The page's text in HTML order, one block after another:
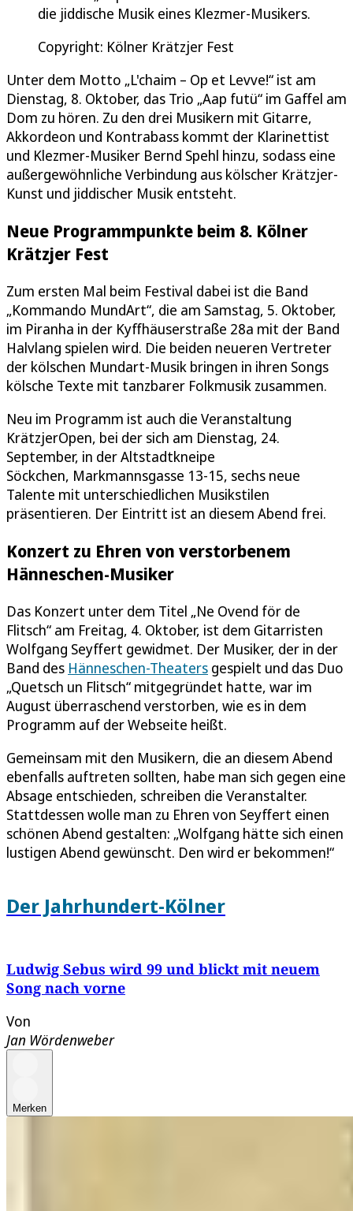
die jiddische Musik eines Klezmer-Musikers.
Copyright: Kölner Krätzjer Fest
Unter dem Motto „L'chaim – Op et Levve!“ ist am
Dienstag, 8. Oktober, das Trio „Aap futü“ im Gaffel am
Dom zu hören. Zu den drei Musikern mit Gitarre,
Akkordeon und Kontrabass kommt der Klarinettist
und Klezmer-Musiker Bernd Spehl hinzu, sodass eine
außergewöhnliche Verbindung aus kölscher Krätzjer-
Kunst und jiddischer Musik entsteht.
Neue Programmpunkte beim 8. Kölner
Krätzjer Fest
Zum ersten Mal beim Festival dabei ist die Band
„Kommando MundArt“, die am Samstag, 5. Oktober,
im Piranha in der Kyffhäuserstraße 28a mit der Band
Halvlang spielen wird. Die beiden neueren Vertreter
der kölschen Mundart-Musik bringen in ihren Songs
kölsche Texte mit tanzbarer Folkmusik zusammen.
Neu im Programm ist auch die Veranstaltung
KrätzjerOpen, bei der sich am Dienstag, 24.
September, in der Altstadtkneipe
Söckchen, Markmannsgasse 13-15, sechs neue
Talente mit unterschiedlichen Musikstilen
präsentieren. Der Eintritt ist an diesem Abend frei.
Konzert zu Ehren von verstorbenem
Hänneschen-Musiker
Das Konzert unter dem Titel „Ne Ovend för de
Flitsch“ am Freitag, 4. Oktober, ist dem Gitarristen
Wolfgang Seyffert gewidmet. Der Musiker, der in der
Band des Hänneschen-Theaters gespielt und das Duo
„Quetsch un Flitsch“ mitgegründet hatte, war im
August überraschend verstorben, wie es in dem
Programm auf der Webseite heißt.
Gemeinsam mit den Musikern, die an diesem Abend
ebenfalls auftreten sollten, habe man sich gegen eine
Absage entschieden, schreiben die Veranstalter.
Stattdessen wolle man zu Ehren von Seyffert einen
schönen Abend gestalten: „Wolfgang hätte sich einen
lustigen Abend gewünscht. Den wird er bekommen!“
Der Jahrhundert-Kölner
Ludwig Sebus wird 99 und blickt mit neuem
Song nach vorne
Von
Jan Wördenweber
Merken